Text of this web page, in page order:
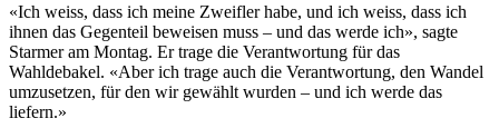
«Ich weiss, dass ich meine Zweifler habe, und ich weiss, dass ich
ihnen das Gegenteil beweisen muss – und das werde ich», sagte
Starmer am Montag. Er trage die Verantwortung für das
Wahldebakel. «Aber ich trage auch die Verantwortung, den Wandel
umzusetzen, für den wir gewählt wurden – und ich werde das
liefern.»